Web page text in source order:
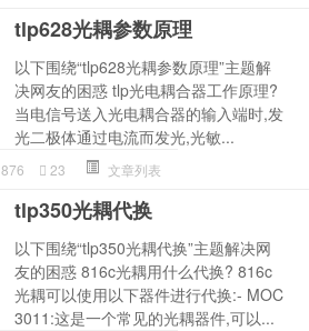
tlp628光耦参数原理
以下围绕“tlp628光耦参数原理”主题解
决网友的困惑 tlp光电耦合器工作原理?
当电信号送入光电耦合器的输入端时,发
光二极体通过电流而发光,光敏...
876 23 文章列表
tlp350光耦代换
以下围绕“tlp350光耦代换”主题解决网
友的困惑 816c光耦用什么代换? 816c
光耦可以使用以下器件进行代换:- MOC
3011:这是一个常见的光耦器件,可以...